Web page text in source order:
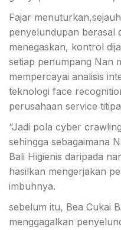
Fajar
penyelundupan berasal
menegaskan, kontrol
setiap penumpang Nan
mempercayai analisis
teknologi face
perusahaan service
“Jadi pola cyber
sehingga sebagaimana
Bali Higienis daripada
hasilkan mengerjakan
imbuhnya.
sebelum itu, Bea Cukai
menggagalkan